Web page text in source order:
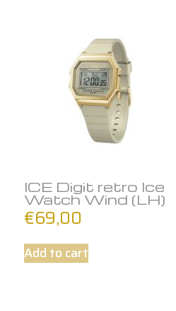
ICE Digit retro Ice
Watch Wind (LH)
€69,00
Add to cart